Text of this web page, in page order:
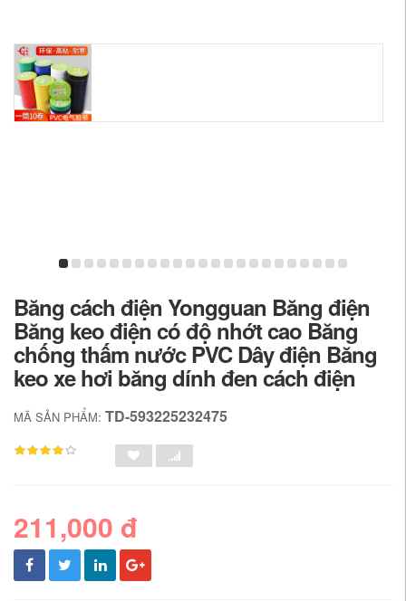
Băng cách điện Yongguan Băng điện
Băng keo điện có độ nhớt cao Băng
chống thấm nước PVC Dây điện Băng
keo xe hơi băng dính đen cách điện
MÃ SẢN PHẨM: TD-593225232475
211,000 đ